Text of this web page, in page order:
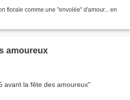
florale comme une "envolée" d'amour... en
amoureux